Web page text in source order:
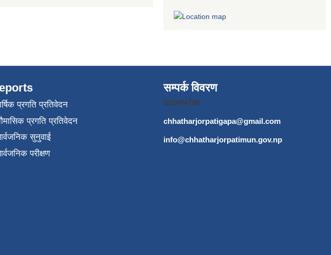
प्रगति प्रतिवेदन
प्रगति प्रतिवेदन
सुनुवाई
परीक्षण
सम्पर्क विवरण
026404196
chhatharjorpatigapa@gmail.com
info@chhatharjorpatimun.gov.np